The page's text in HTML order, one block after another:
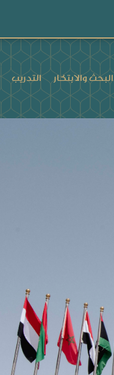
البحث والابتكار التدريب